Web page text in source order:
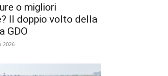
o migliori
Il doppio volto della
GDO
2026